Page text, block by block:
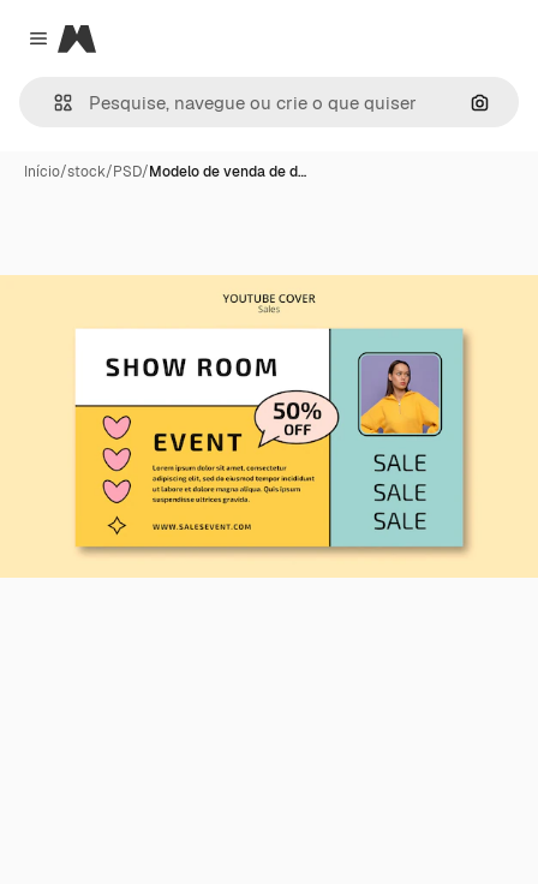
Close menu
Magnific
Início/stock/PSD/Modelo de venda de d…